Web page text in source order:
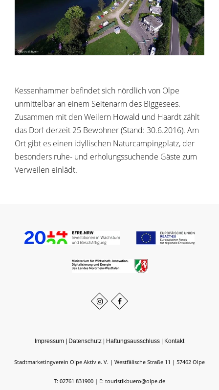
Kessenhammer befindet sich nördlich von Olpe
unmittelbar an einem Seitenarm des Biggesees.
Zusammen mit den Weilern Howald und Haardt zählt
das Dorf derzeit 25 Bewohner (Stand: 30.6.2016). Am
Ort gibt es einen idyllischen Naturcampingplatz, der
besonders ruhe- und erholungssuchende Gäste zum
Verweilen einlädt.
Impressum Datenschutz Haftungsausschluss Kontakt
Stadtmarketingverein Olpe Aktiv e. V. Westfälische Straße 11 57462 Olpe
T: 02761 831900 E: touristikbuero@olpe.de